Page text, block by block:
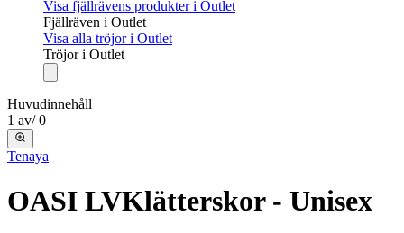
Visa fjällrävens produkter i Outlet
Fjällräven i Outlet
Visa alla tröjor i Outlet
Tröjor i Outlet
Huvudinnehåll
1 av/ 0
Tenaya
OASI LVKlätterskor - Unisex